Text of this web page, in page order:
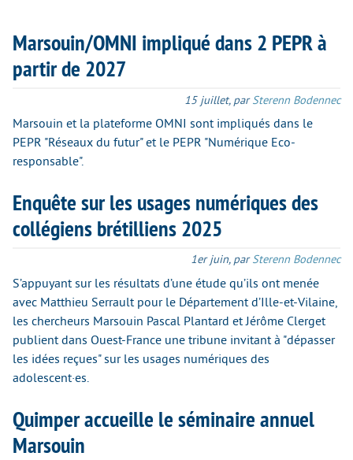
Marsouin/OMNI impliqué dans 2 PEPR à
partir de 2027
15 juillet, parSterenn Bodennec
Marsouin et la plateforme OMNI sont impliqués dans le
PEPR "Réseaux du futur" et le PEPR "Numérique Eco-
responsable".
Enquête sur les usages numériques des
collégiens brétilliens 2025
1er juin, parSterenn Bodennec
S’appuyant sur les résultats d’une étude qu’ils ont menée
avec Matthieu Serrault pour le Département d’Ille-et-Vilaine,
les chercheurs Marsouin Pascal Plantard et Jérôme Clerget
publient dans Ouest-France une tribune invitant à "dépasser
les idées reçues" sur les usages numériques des
adolescent·es.
Quimper accueille le séminaire annuel
Marsouin